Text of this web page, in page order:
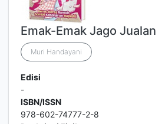
Emak-Emak Jago Jualan
Muri Handayani
Edisi
-
ISBN/ISSN
978-602-74777-2-8